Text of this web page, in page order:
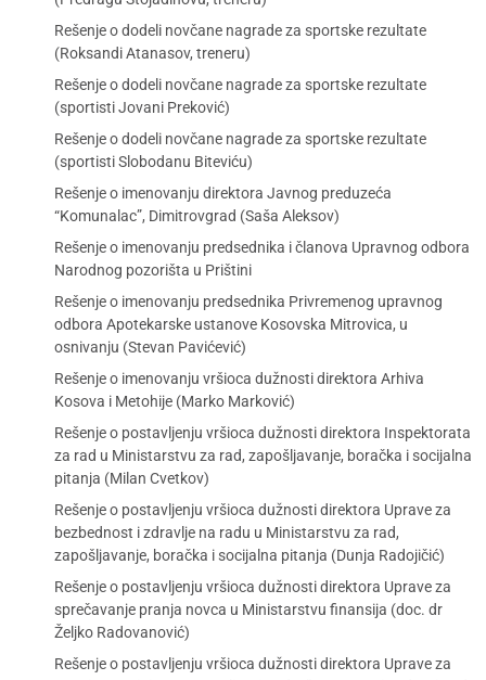
Rešenje o dodeli novčane nagrade za sportske rezultate
(Roksandi Atanasov, treneru)
Rešenje o dodeli novčane nagrade za sportske rezultate
(sportisti Jovani Preković)
Rešenje o dodeli novčane nagrade za sportske rezultate
(sportisti Slobodanu Biteviću)
Rešenje o imenovanju direktora Javnog preduzeća
“Komunalac”, Dimitrovgrad (Saša Aleksov)
Rešenje o imenovanju predsednika i članova Upravnog odbora
Narodnog pozorišta u Prištini
Rešenje o imenovanju predsednika Privremenog upravnog
odbora Apotekarske ustanove Kosovska Mitrovica, u
osnivanju (Stevan Pavićević)
Rešenje o imenovanju vršioca dužnosti direktora Arhiva
Kosova i Metohije (Marko Marković)
Rešenje o postavljenju vršioca dužnosti direktora Inspektorata
za rad u Ministarstvu za rad, zapošljavanje, boračka i socijalna
pitanja (Milan Cvetkov)
Rešenje o postavljenju vršioca dužnosti direktora Uprave za
bezbednost i zdravlje na radu u Ministarstvu za rad,
zapošljavanje, boračka i socijalna pitanja (Dunja Radojičić)
Rešenje o postavljenju vršioca dužnosti direktora Uprave za
sprečavanje pranja novca u Ministarstvu finansija (doc. dr
Željko Radovanović)
Rešenje o postavljenju vršioca dužnosti direktora Uprave za